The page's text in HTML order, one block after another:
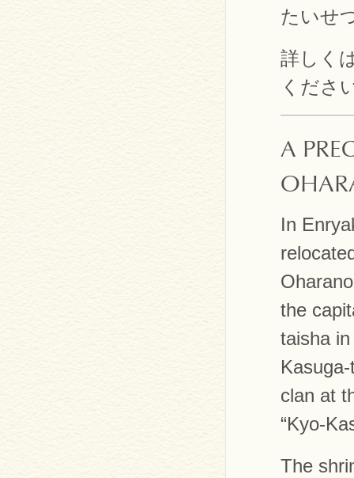
たいせ
詳しく
くださ
A
In
the
taisha
clan at
“Kyo-
The